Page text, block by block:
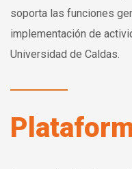
soporta las funciones
implementación de
Universidad de Caldas.